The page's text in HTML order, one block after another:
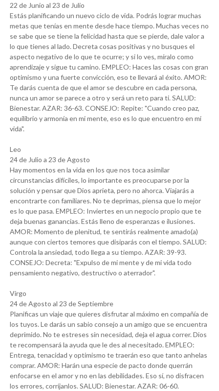
22 de Junio al 23 de Julio
Estás planificando un nuevo ciclo de vida. Podrás lograr muchas
metas que tenías en mente desde hace tiempo. Muchas veces no
se sabe que se tiene la felicidad hasta que se pierde, dale valor a
lo que tienes al lado. Decreta cosas positivas y no busques el
aspecto negativo de lo que te ocurre; y si lo ves, míralo como
aprendizaje y sigue tu camino. EMPLEO: Haces las cosas con gran
optimismo y una fuerte convicción, eso te llevará al éxito. AMOR:
Te darás cuenta de que el amor se descubre en cada persona,
nunca un amor se parece a otro y será un reto para ti. SALUD:
Bienestar. AZAR: 36-63. CONSEJO: Repite: "Cuando creo paz,
equilibrio y armonía en mi mente, eso es lo que encuentro en mi
vida".
Leo
24 de Julio a 23 de Agosto
Hay momentos en la vida en los que nos toca asimilar
circunstancias difíciles, lo importante es preocuparse por la
solución y pensar que Dios aprieta, pero no ahorca. Viajarás a
encontrarte con familiares. No te deprimas, piensa que lo mejor
es lo que pasa. EMPLEO: Inviertes en un negocio propio que te
deja buenas ganancias. Estás lleno de esperanzas e ilusiones.
AMOR: Momento de plenitud, te sentirás realmente amado(a)
aunque con ciertos temores que disiparás con el tiempo. SALUD:
Controla la ansiedad, todo llega a su tiempo. AZAR: 39-93.
CONSEJO: Decreta: "Expulso de mi mente y de mi vida todo
pensamiento negativo, destructivo o aterrador".
Virgo
24 de Agosto al 23 de Septiembre
Planificas un viaje que quieres disfrutar al máximo en compañía de
los tuyos. Le darás un sabio consejo a un amigo que se encuentra
deprimido. No te estreses sin necesidad, deja el agua correr. Dios
te recompensará la ayuda que le des al necesitado. EMPLEO:
Entrega, tenacidad y optimismo te traerán eso que tanto anhelas
comprar. AMOR: Harán una especie de pacto donde querrán
enfocarse en el amor y no en las debilidades. Eso sí, no disfracen
los errores, corríjanlos. SALUD: Bienestar. AZAR: 06-60.